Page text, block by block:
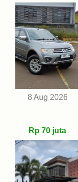
8 Aug 2026
Rp 70 juta